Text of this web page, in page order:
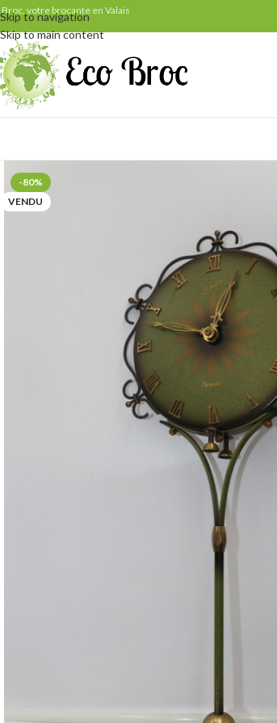
Skip to navigation
Skip to main content
Broc, votre brocante en Valais
-80%
VENDU